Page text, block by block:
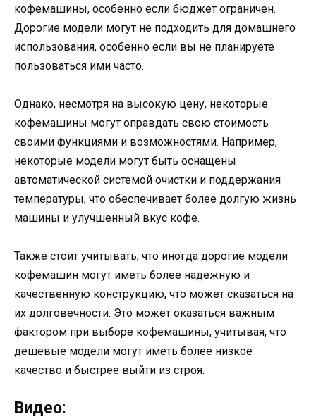
кофемашины, особенно если бюджет ограничен.
Дорогие модели могут не подходить для домашнего
использования, особенно если вы не планируете
пользоваться ими часто.
Однако, несмотря на высокую цену, некоторые
кофемашины могут оправдать свою стоимость
своими функциями и возможностями. Например,
некоторые модели могут быть оснащены
автоматической системой очистки и поддержания
температуры, что обеспечивает более долгую жизнь
машины и улучшенный вкус кофе.
Также стоит учитывать, что иногда дорогие модели
кофемашин могут иметь более надежную и
качественную конструкцию, что может сказаться на
их долговечности. Это может оказаться важным
фактором при выборе кофемашины, учитывая, что
дешевые модели могут иметь более низкое
качество и быстрее выйти из строя.
Видео: